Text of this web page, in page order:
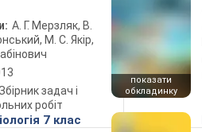
А. Г. Мерзляк, В.
М. С. Якір,
задач і
робіт
показати
обкладинку
7 клас